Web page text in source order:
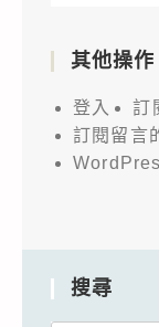
其他操作
登入
訂
訂閱留言
搜尋